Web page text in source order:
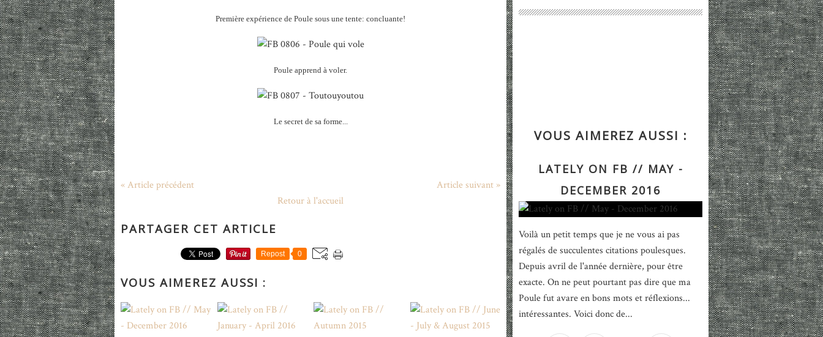
Première expérience de Poule sous une tente: concluante!
Poule apprend à voler.
Le secret de sa forme...
« Article précédent
Article suivant »
Retour à l'accueil
PARTAGER CET ARTICLE
Repost 0
VOUS AIMEREZ AUSSI :
VOUS AIMEREZ AUSSI :
LATELY ON FB // MAY -
DECEMBER 2016
Voilà un petit temps que je ne vous ai pas
régalés de succulentes citations poulesques.
Depuis avril de l'année dernière, pour être
exacte. On ne peut pourtant pas dire que ma
Poule fut avare en bons mots et réflexions...
intéressantes. Voici donc de...